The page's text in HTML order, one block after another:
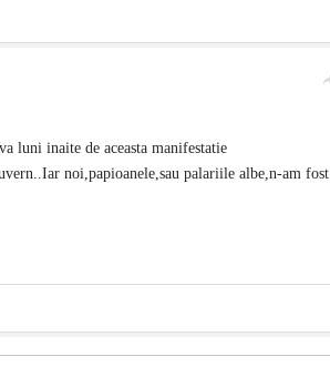
luni inaite de aceasta manifestatie
noi,papioanele,sau palariile albe,n-am fost